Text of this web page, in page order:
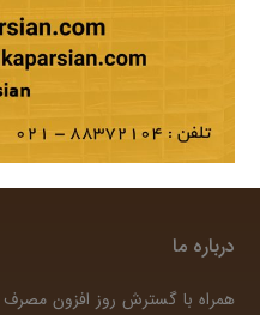
درباره ما
همراه با گسترش روز افزون